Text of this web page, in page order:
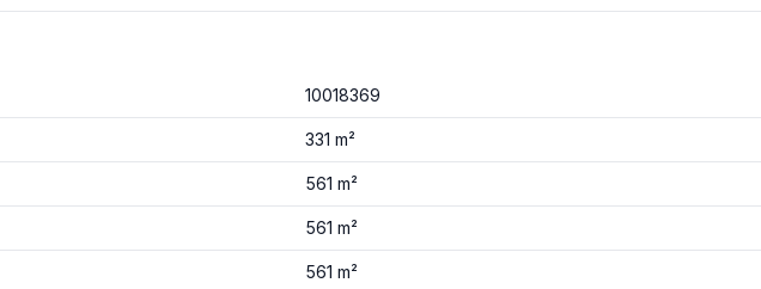
10018369
331 m²
561 m²
561 m²
561 m²